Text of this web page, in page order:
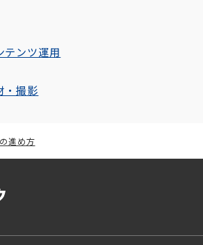
テンツ運用
・撮影
進め方